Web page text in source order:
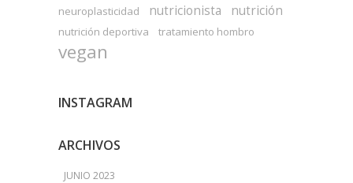
neuroplasticidad nutricionista nutrición
nutrición deportiva tratamiento hombro
vegan
INSTAGRAM
ARCHIVOS
JUNIO 2023